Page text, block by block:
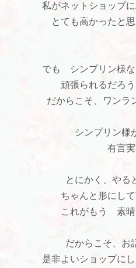
私がネットショップ
とても高かったと
でも シンプリン様
頑張られるだろ
だからこそ、ワンラ
シンプリン様
有言実
とにかく、やる
ちゃんと形にし
これがもう 素晴
だからこそ、お
是非よいショップに